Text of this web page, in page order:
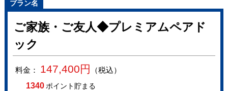
ご家族・ご友人◆プレミアムペアド
ック
料金： 147,400円
（税込）
1340ポイント貯まる